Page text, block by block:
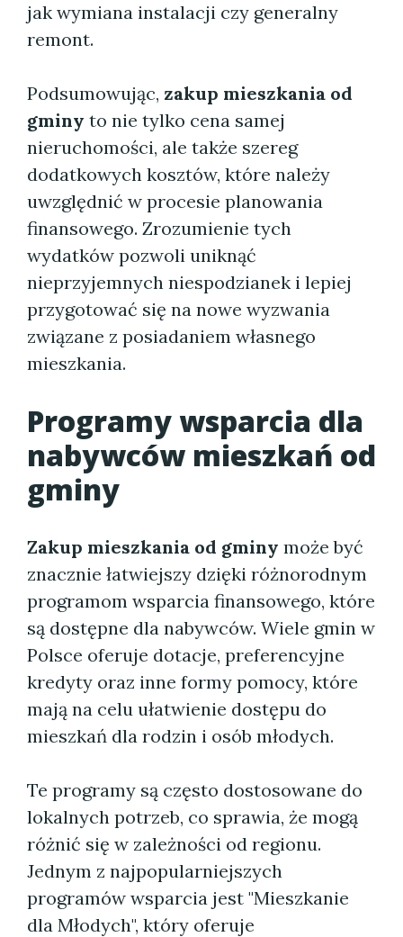
jak wymiana instalacji czy generalny
remont.
Podsumowując, zakup mieszkania od
gminy to nie tylko cena samej
nieruchomości, ale także szereg
dodatkowych kosztów, które należy
uwzględnić w procesie planowania
finansowego. Zrozumienie tych
wydatków pozwoli uniknąć
nieprzyjemnych niespodzianek i lepiej
przygotować się na nowe wyzwania
związane z posiadaniem własnego
mieszkania.
Programy wsparcia dla
nabywców mieszkań od
gminy
Zakup mieszkania od gminy może być
znacznie łatwiejszy dzięki różnorodnym
programom wsparcia finansowego, które
są dostępne dla nabywców. Wiele gmin w
Polsce oferuje dotacje, preferencyjne
kredyty oraz inne formy pomocy, które
mają na celu ułatwienie dostępu do
mieszkań dla rodzin i osób młodych.
Te programy są często dostosowane do
lokalnych potrzeb, co sprawia, że mogą
różnić się w zależności od regionu.
Jednym z najpopularniejszych
programów wsparcia jest "Mieszkanie
dla Młodych", który oferuje